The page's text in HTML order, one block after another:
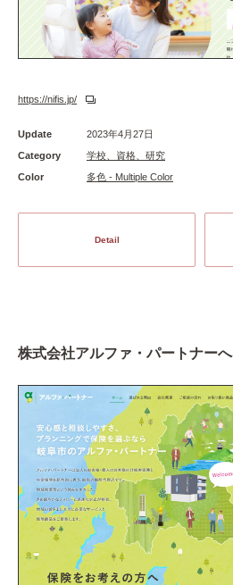
https://nifis.jp/
Update
2023年4月27日
Category
学校、資格、研究
Color
多色 - Multiple Color
Detail
株式会社アルファ・パートナーへ